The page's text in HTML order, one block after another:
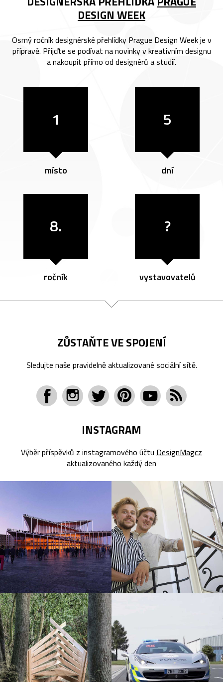
DESIGN WEEK
Osmý ročník designérské přehlídky Prague Design Week je v
přípravě. Přijďte se podívat na novinky v kreativním designu
a nakoupit přímo od designérů a studií.
1
místo
5
dní
8.
ročník
?
vystavovatelů
ZŮSTAŇTE VE SPOJENÍ
Sledujte naše pravidelně aktualizované sociální sítě.
INSTAGRAM
Výběr příspěvků z instagramového účtu DesignMagcz
aktualizovaného každý den